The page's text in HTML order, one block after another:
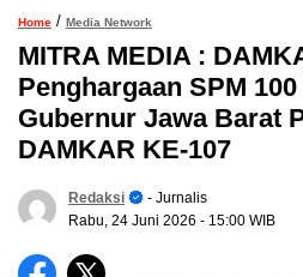
Home / Media Network
MITRA MEDIA :
Penghargaan SPM
Gubernur Jawa Barat
DAMKAR KE-107
Redaksi
- Jurnalis
Rabu, 24 Juni 2026 - 15:00 WIB